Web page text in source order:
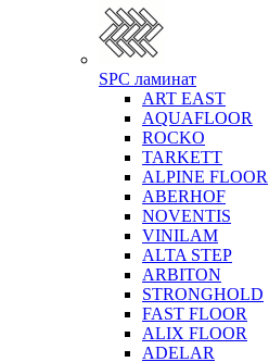
SPC ламинат
ART EAST
AQUAFLOOR
ROCKO
TARKETT
ALPINE FLOOR
ABERHOF
NOVENTIS
VINILAM
ALTA STEP
ARBITON
STRONGHOLD
FAST FLOOR
ALIX FLOOR
ADELAR